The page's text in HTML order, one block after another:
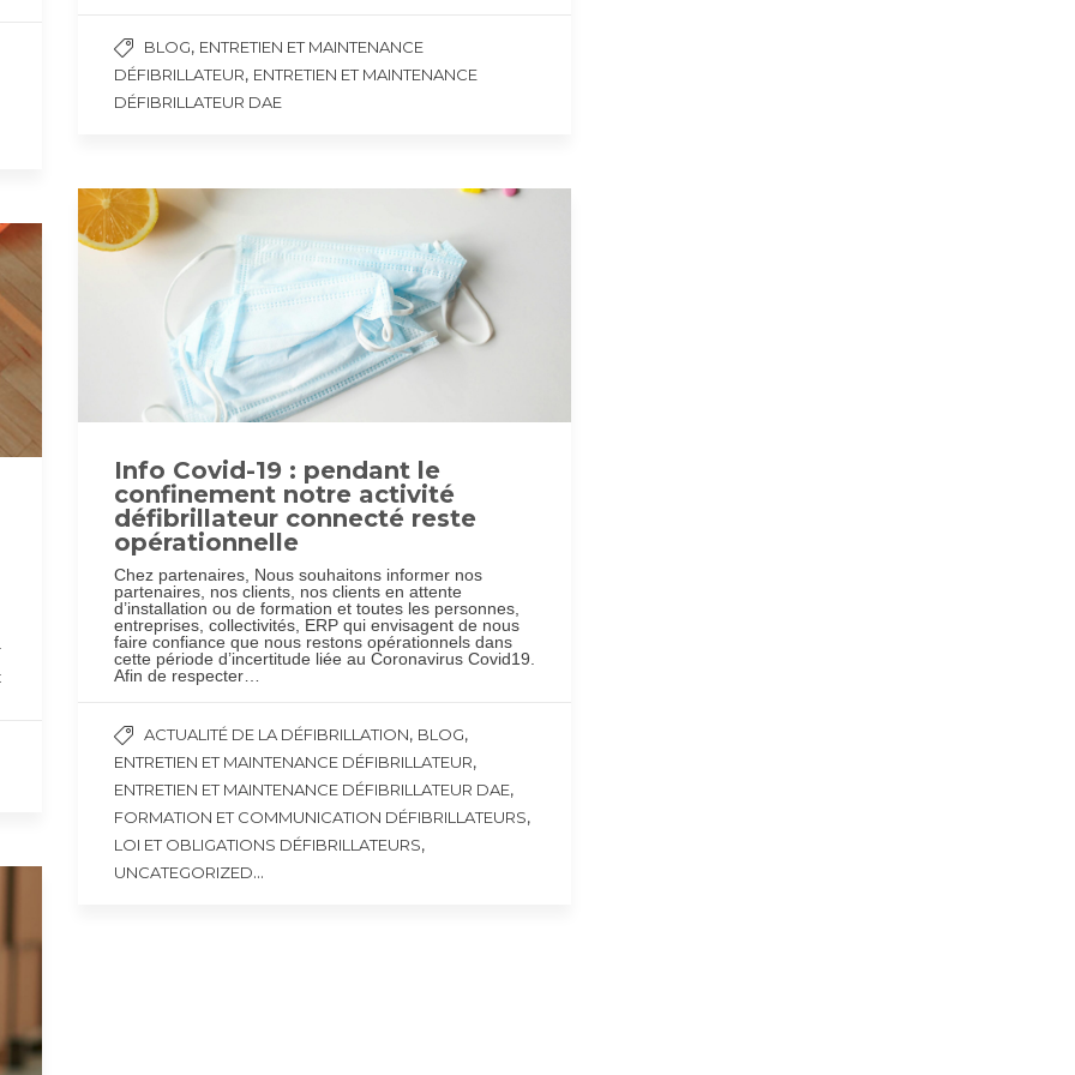
BLOG, ENTRETIEN ET MAINTENANCE
DÉFIBRILLATEUR, ENTRETIEN ET MAINTENANCE
DÉFIBRILLATEUR DAE
Info Covid-19 : pendant le
confinement notre activité
défibrillateur connecté reste
opérationnelle
Chez partenaires, Nous souhaitons informer nos
partenaires, nos clients, nos clients en attente
d’installation ou de formation et toutes les personnes,
entreprises, collectivités, ERP qui envisagent de nous
faire confiance que nous restons opérationnels dans
cette période d’incertitude liée au Coronavirus Covid19.
Afin de respecter…
ACTUALITÉ DE LA DÉFIBRILLATION, BLOG,
ENTRETIEN ET MAINTENANCE DÉFIBRILLATEUR,
ENTRETIEN ET MAINTENANCE DÉFIBRILLATEUR DAE,
FORMATION ET COMMUNICATION DÉFIBRILLATEURS,
LOI ET OBLIGATIONS DÉFIBRILLATEURS,
UNCATEGORIZED...